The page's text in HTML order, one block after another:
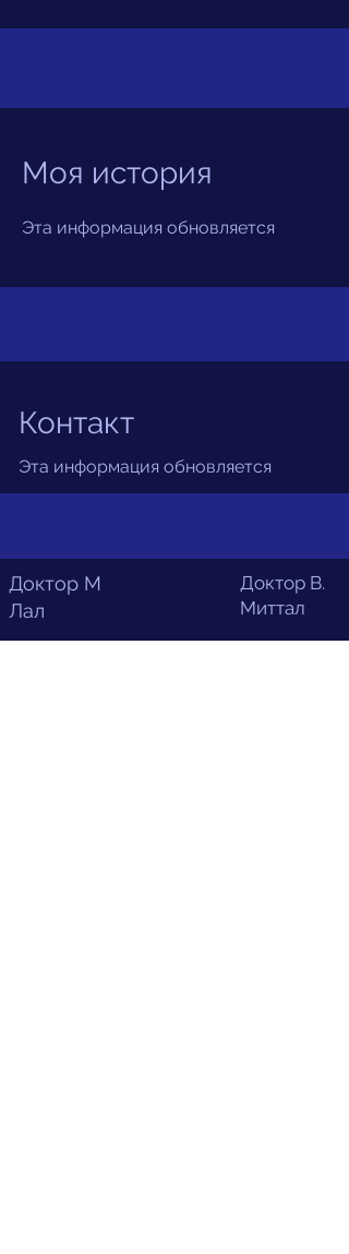
Моя история
Эта информация обновляется
Контакт
Эта информация обновляется
Доктор М
Лал
Доктор В.
Миттал